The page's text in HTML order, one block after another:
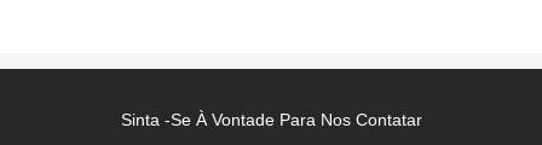
Sinta -se À Vontade Para Nos Contatar